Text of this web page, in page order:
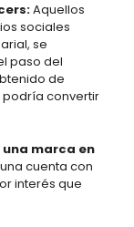
Aquellos
sociales
se
paso del
de
convertir
marca en
cuenta con
interés que